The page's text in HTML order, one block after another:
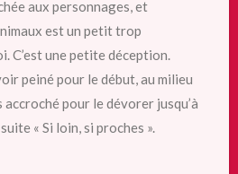
aux personnages, et
est un petit trop
C’est une petite déception.
peiné pour le début, au milieu
accroché pour le dévorer jusqu’à
« Si loin, si proches ».